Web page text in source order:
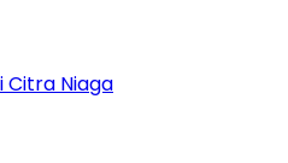
Citra Niaga